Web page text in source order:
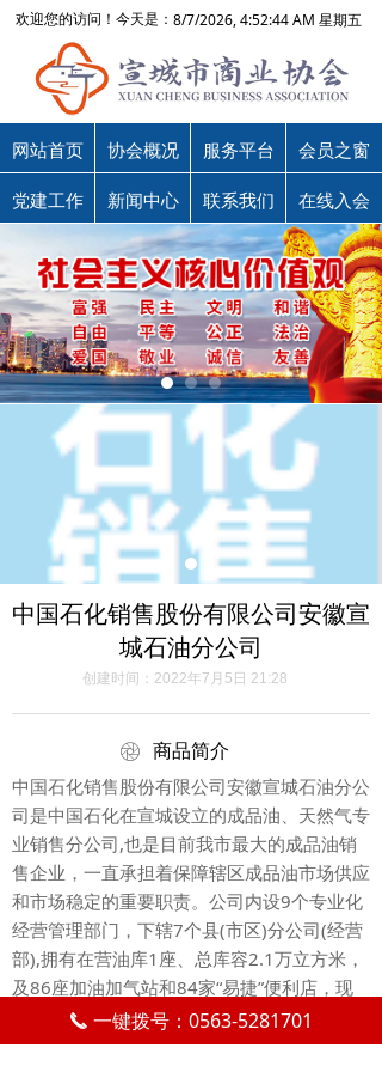
8/7/2026, 4:52:44 AM 星期五
欢迎您的访问！今天是：
网站首页 协会概况 服务平台 会员之窗
党建工作 新闻中心 联系我们 在线入会
끅 一键拨号：0563-5281701
中国石化销售股份有限公司安徽宣
城石油分公司
商品简介
创建时间： 2022年7月5日 21:28
中国石化销售股份有限公司安徽宣城石油分公
司是中国石化在宣城设立的成品油、天然气专
业销售分公司,也是目前我市最大的成品油销
售企业，一直承担着保障辖区成品油市场供应
和市场稳定的重要职责。公司内设9个专业化
经营管理部门，下辖7个县(市区)分公司(经营
部),拥有在营油库1座、总库容2.1万立方米，
及86座加油加气站和84家“易捷”便利店，现
有员工510人。主营成品油、天然气销售，兼
营“易捷”便利连锁超市及汽车服务。
ꁵ